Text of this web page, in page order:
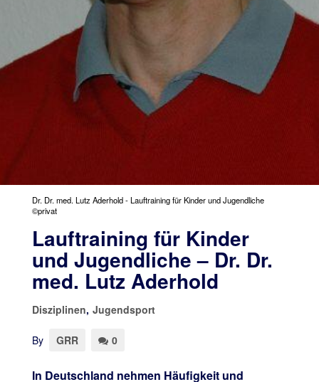
Dr. Dr. med. Lutz Aderhold - Lauftraining für Kinder und Jugendliche
©privat
Lauftraining für Kinder
und Jugendliche – Dr. Dr.
med. Lutz Aderhold
Disziplinen, Jugendsport
By GRR 0
In Deutschland nehmen Häufigkeit und